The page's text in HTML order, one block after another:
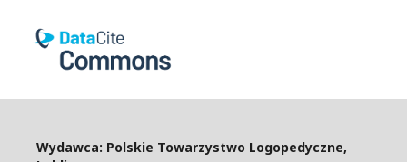
Wydawca: Polskie Towarzystwo Logopedyczne,